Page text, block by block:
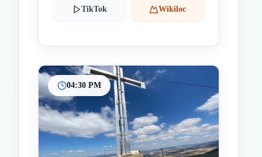
TikTok Wikiloc
04:30 PM